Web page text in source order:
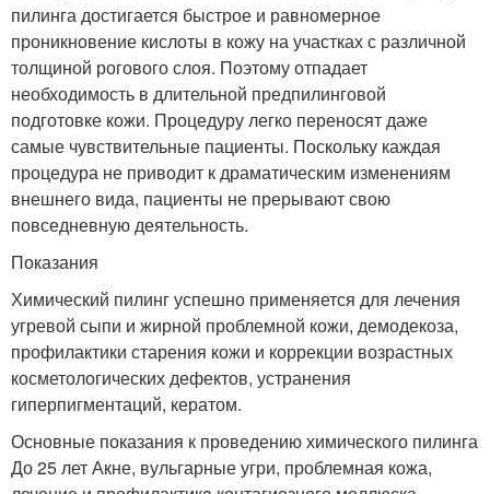
пилинга достигается быстрое и равномерное
проникновение кислоты в кожу на участках с различной
толщиной рогового слоя. Поэтому отпадает
необходимость в длительной предпилинговой
подготовке кожи. Процедуру легко переносят даже
самые чувствительные пациенты. Поскольку каждая
процедура не приводит к драматическим изменениям
внешнего вида, пациенты не прерывают свою
повседневную деятельность.
Показания
Химический пилинг успешно применяется для лечения
угревой сыпи и жирной проблемной кожи, демодекоза,
профилактики старения кожи и коррекции возрастных
косметологических дефектов, устранения
гиперпигментаций, кератом.
Основные показания к проведению химического пилинга
До 25 лет Акне, вульгарные угри, проблемная кожа,